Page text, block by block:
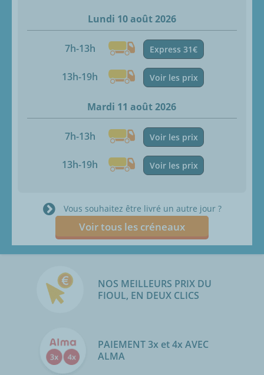
Lundi 10 août 2026
7h-13h Express 31€
13h-19h Voir les prix
Mardi 11 août 2026
7h-13h Voir les prix
13h-19h Voir les prix
Vous souhaitez être livré un autre jour ?
Voir tous les créneaux
NOS MEILLEURS PRIX DU
FIOUL, EN DEUX CLICS
PAIEMENT 3x et 4x AVEC
ALMA